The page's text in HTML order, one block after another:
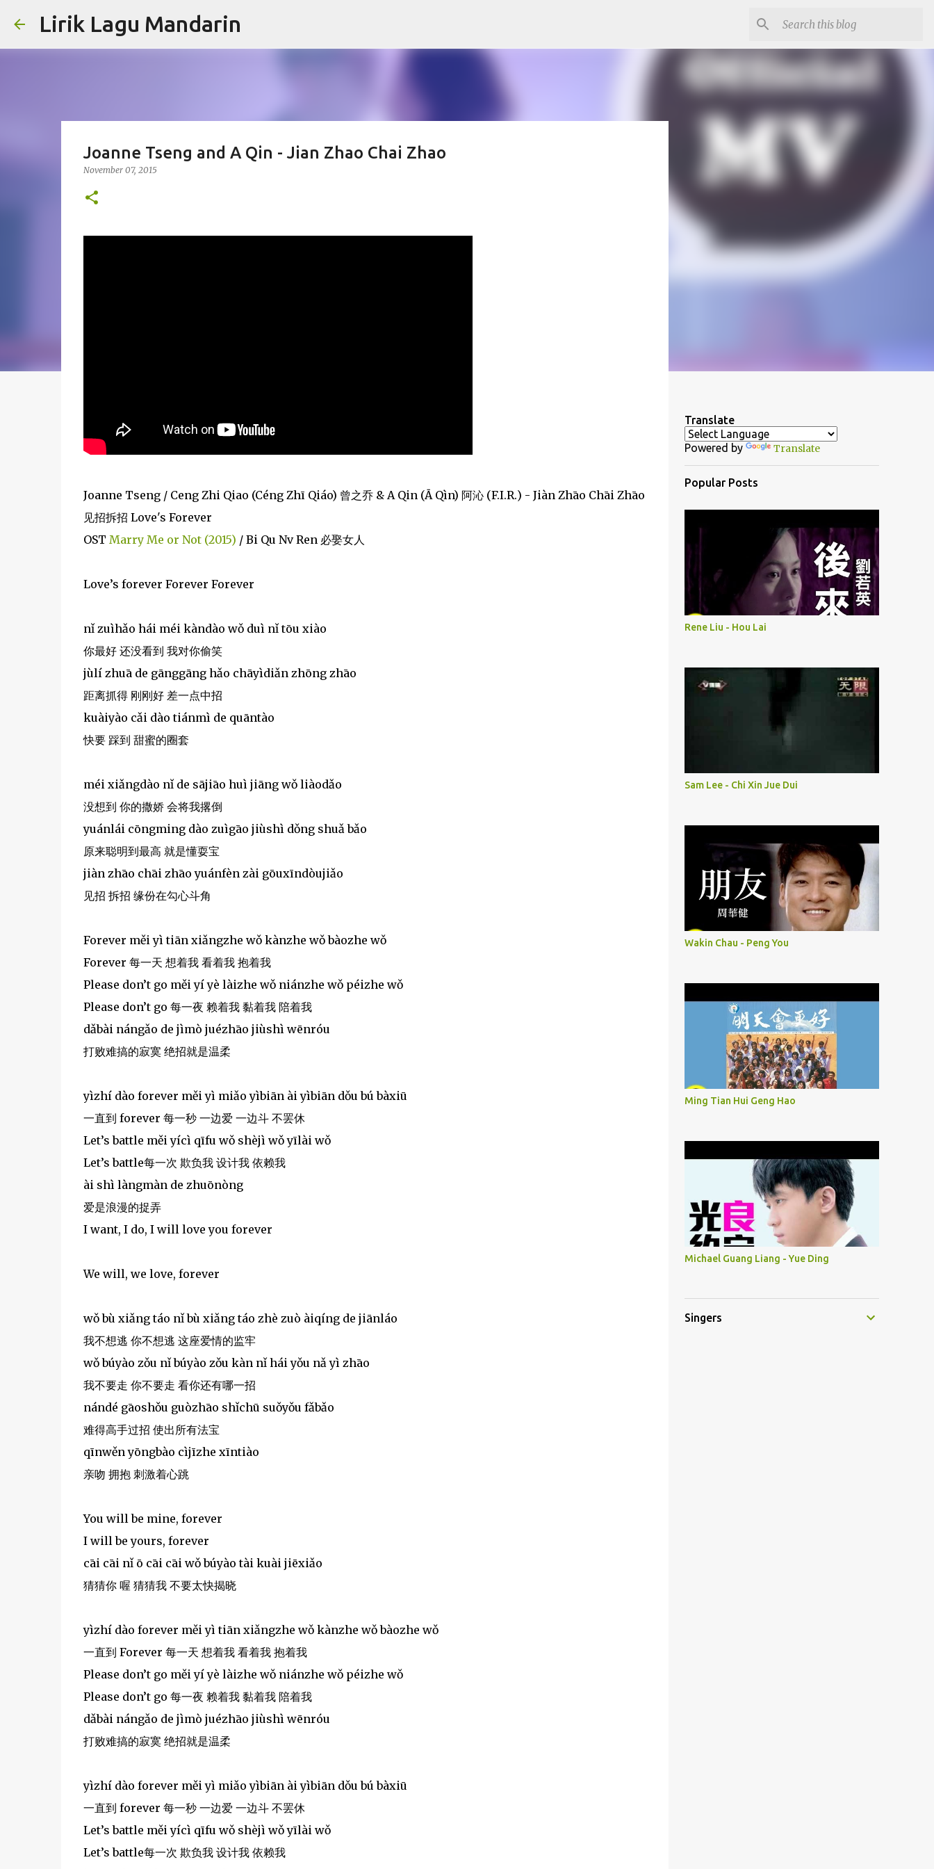
Lirik Lagu Mandarin
Joanne Tseng and A Qin - Jian Zhao Chai Zhao
November 07, 2015
Joanne Tseng / Ceng Zhi Qiao (Céng Zhī Qiáo) 曾之乔 & A Qin (Ā Qìn) 阿沁 (F.I.R.) - Jiàn Zhāo Chāi Zhāo
见招拆招 Love's Forever
OST Marry Me or Not (2015) / Bi Qu Nv Ren 必娶女人
Love’s forever Forever Forever
nǐ zuìhǎo hái méi kàndào wǒ duì nǐ tōu xiào
你最好 还没看到 我对你偷笑
jùlí zhuā de gānggāng hǎo chāyìdiǎn zhōng zhāo
距离抓得 刚刚好 差一点中招
kuàiyào cǎi dào tiánmì de quāntào
快要 踩到 甜蜜的圈套
méi xiǎngdào nǐ de sājiāo huì jiāng wǒ liàodǎo
没想到 你的撒娇 会将我撂倒
yuánlái cōngming dào zuìgāo jiùshì dǒng shuǎ bǎo
原来聪明到最高 就是懂耍宝
jiàn zhāo chāi zhāo yuánfèn zài gōuxīndòujiǎo
见招 拆招 缘份在勾心斗角
Forever měi yì tiān xiǎngzhe wǒ kànzhe wǒ bàozhe wǒ
Forever 每一天 想着我 看着我 抱着我
Please don’t go měi yí yè làizhe wǒ niánzhe wǒ péizhe wǒ
Please don’t go 每一夜 赖着我 黏着我 陪着我
dǎbài nángǎo de jìmò juézhāo jiùshì wēnróu
打败难搞的寂寞 绝招就是温柔
yìzhí dào forever měi yì miǎo yìbiān ài yìbiān dǒu bú bàxiū
一直到 forever 每一秒 一边爱 一边斗 不罢休
Let’s battle měi yícì qīfu wǒ shèjì wǒ yīlài wǒ
Let’s battle每一次 欺负我 设计我 依赖我
ài shì làngmàn de zhuōnòng
爱是浪漫的捉弄
I want, I do, I will love you forever
We will, we love, forever
wǒ bù xiǎng táo nǐ bù xiǎng táo zhè zuò àiqíng de jiānláo
我不想逃 你不想逃 这座爱情的监牢
wǒ búyào zǒu nǐ búyào zǒu kàn nǐ hái yǒu nǎ yì zhāo
我不要走 你不要走 看你还有哪一招
nándé gāoshǒu guòzhāo shǐchū suǒyǒu fǎbǎo
难得高手过招 使出所有法宝
qīnwěn yōngbào cìjīzhe xīntiào
亲吻 拥抱 刺激着心跳
You will be mine, forever
I will be yours, forever
cāi cāi nǐ ō cāi cāi wǒ búyào tài kuài jiēxiǎo
猜猜你 喔 猜猜我 不要太快揭晓
yìzhí dào forever měi yì tiān xiǎngzhe wǒ kànzhe wǒ bàozhe wǒ
一直到 Forever 每一天 想着我 看着我 抱着我
Please don’t go měi yí yè làizhe wǒ niánzhe wǒ péizhe wǒ
Please don’t go 每一夜 赖着我 黏着我 陪着我
dǎbài nángǎo de jìmò juézhāo jiùshì wēnróu
打败难搞的寂寞 绝招就是温柔
yìzhí dào forever měi yì miǎo yìbiān ài yìbiān dǒu bú bàxiū
一直到 forever 每一秒 一边爱 一边斗 不罢休
Let’s battle měi yícì qīfu wǒ shèjì wǒ yīlài wǒ
Let’s battle每一次 欺负我 设计我 依赖我
Translate
Powered by Translate
Popular Posts
Rene Liu - Hou Lai
Sam Lee - Chi Xin Jue Dui
Wakin Chau - Peng You
Ming Tian Hui Geng Hao
Michael Guang Liang - Yue Ding
Singers